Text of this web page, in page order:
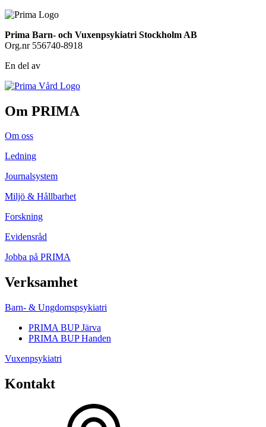
Prima Barn- och Vuxenpsykiatri Stockholm AB
Org.nr 556740-8918
En del av
Om PRIMA
Om oss
Ledning
Journalsystem
Miljö & Hållbarhet
Forskning
Evidensråd
Jobba på PRIMA
Verksamhet
Barn- & Ungdomspsykiatri
PRIMA BUP Järva
PRIMA BUP Handen
Vuxenpsykiatri
Kontakt